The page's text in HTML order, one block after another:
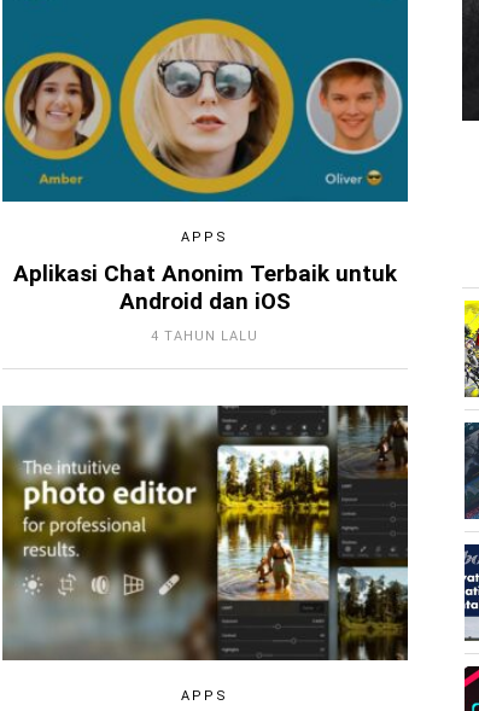
APPS
Aplikasi Chat Anonim Terbaik untuk
Android dan iOS
4 TAHUN LALU
APPS